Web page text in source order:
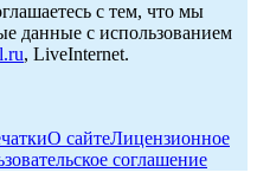
с тем, что мы
данные с использованием
, LiveInternet.
О сайтеЛицензионное
соглашение